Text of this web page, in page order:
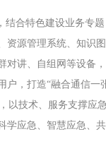
结合特色建设业务专题
资源管理系统、知识图
对讲、自组网等设备，
户，打造“融合通信一
以技术、服务支撑应
学应急、智慧应急、共